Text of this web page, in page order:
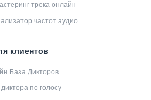
трека онлайн
частот аудио
клиентов
База Дикторов
по голосу